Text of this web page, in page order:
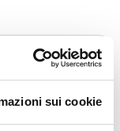
sui cookie
nel 1971
di
XYZ
ogni